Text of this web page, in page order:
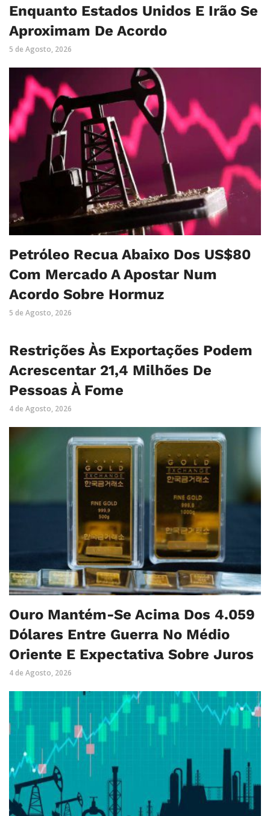
Enquanto Estados Unidos E Irão Se
Aproximam De Acordo
5 de Agosto, 2026
Petróleo Recua Abaixo Dos US$80
Com Mercado A Apostar Num
Acordo Sobre Hormuz
5 de Agosto, 2026
Restrições Às Exportações Podem
Acrescentar 21,4 Milhões De
Pessoas À Fome
4 de Agosto, 2026
Ouro Mantém-Se Acima Dos 4.059
Dólares Entre Guerra No Médio
Oriente E Expectativa Sobre Juros
4 de Agosto, 2026